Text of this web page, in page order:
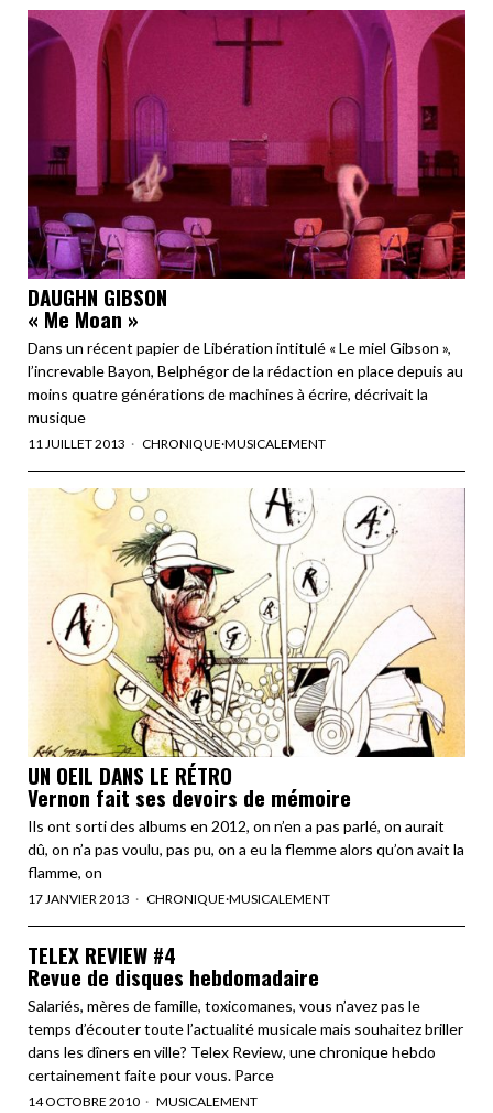
DAUGHN GIBSON
« Me Moan »
Dans un récent papier de Libération intitulé « Le miel Gibson »,
l’increvable Bayon, Belphégor de la rédaction en place depuis au
moins quatre générations de machines à écrire, décrivait la
musique
11 JUILLET 2013 CHRONIQUE·MUSICALEMENT
UN OEIL DANS LE RÉTRO
Vernon fait ses devoirs de mémoire
Ils ont sorti des albums en 2012, on n’en a pas parlé, on aurait
dû, on n’a pas voulu, pas pu, on a eu la flemme alors qu’on avait la
flamme, on
17 JANVIER 2013 CHRONIQUE·MUSICALEMENT
TELEX REVIEW #4
Revue de disques hebdomadaire
Salariés, mères de famille, toxicomanes, vous n’avez pas le
temps d’écouter toute l’actualité musicale mais souhaitez briller
dans les dîners en ville? Telex Review, une chronique hebdo
certainement faite pour vous. Parce
14 OCTOBRE 2010 MUSICALEMENT